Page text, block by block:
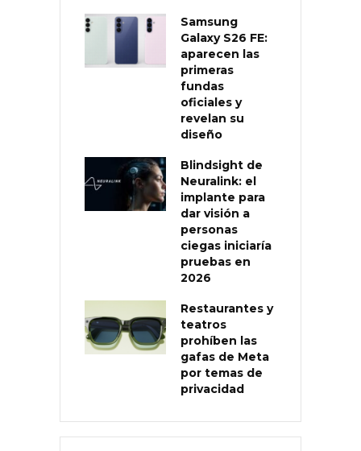
Samsung
Galaxy S26 FE:
aparecen las
primeras
fundas
oficiales y
revelan su
diseño
Blindsight de
Neuralink: el
implante para
dar visión a
personas
ciegas iniciaría
pruebas en
2026
Restaurantes y
teatros
prohíben las
gafas de Meta
por temas de
privacidad